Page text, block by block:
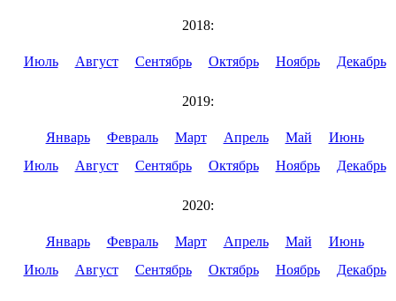
2018:
Июль Август Сентябрь Октябрь Ноябрь Декабрь
2019:
Январь Февраль Март Апрель Май
Июнь
Июль
Август Сентябрь Октябрь Ноябрь Декабрь
2020:
Январь Февраль Март Апрель Май
Июнь
Июль
Август Сентябрь Октябрь Ноябрь Декабрь